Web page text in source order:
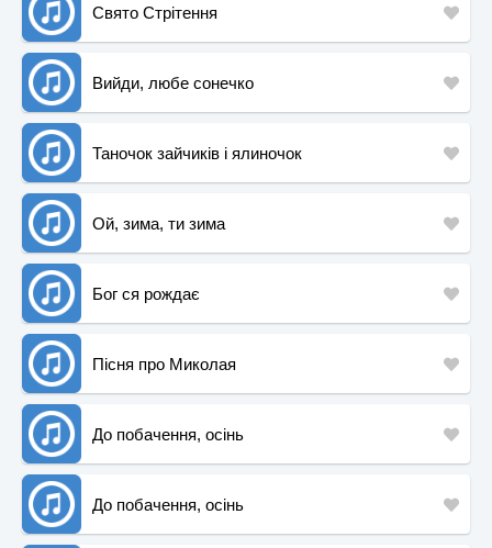
Свято Стрітення
Вийди, любе сонечко
Таночок зайчиків і ялиночок
Ой, зима, ти зима
Бог ся рождає
Пісня про Миколая
До побачення, осінь
До побачення, осінь